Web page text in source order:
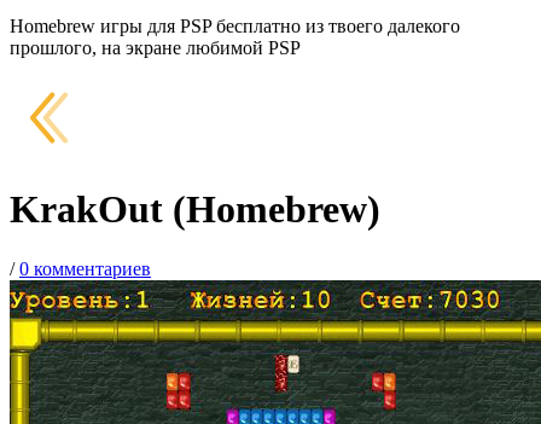
Homebrew игры для PSP бесплатно из твоего далекого
прошлого, на экране любимой PSP
KrakOut (Homebrew)
/0 комментариев